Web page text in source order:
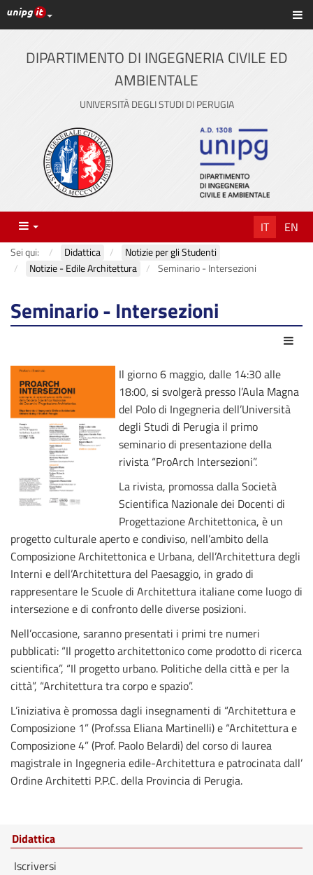
Vai
al
contenuto
principale
Link ai principali servizi web di Ateneo
DIPARTIMENTO DI INGEGNERIA CIVILE ED
AMBIENTALE
UNIVERSITÀ DEGLI STUDI DI PERUGIA
Menu IT EN
Sei qui: Didattica
Notizie per gli Studenti
Notizie - Edile Architettura
Seminario - Intersezioni
Seminario - Intersezioni
Il giorno 6 maggio, dalle 14:30 alle
18:00, si svolgerà presso l’Aula Magna
del Polo di Ingegneria dell’Università
degli Studi di Perugia il primo
seminario di presentazione della
rivista “ProArch Intersezioni”.
La rivista, promossa dalla Società
Scientifica Nazionale dei Docenti di
Progettazione Architettonica, è un
progetto culturale aperto e condiviso, nell’ambito della
Composizione Architettonica e Urbana, dell’Architettura degli
Interni e dell’Architettura del Paesaggio, in grado di
rappresentare le Scuole di Architettura italiane come luogo di
intersezione e di confronto delle diverse posizioni.
Nell’occasione, saranno presentati i primi tre numeri
pubblicati: “Il progetto architettonico come prodotto di ricerca
scientifica”, “Il progetto urbano. Politiche della città e per la
città”, “Architettura tra corpo e spazio”.
L’iniziativa è promossa dagli insegnamenti di “Architettura e
Composizione 1” (Prof.ssa Eliana Martinelli) e “Architettura e
Composizione 4” (Prof. Paolo Belardi) del corso di laurea
magistrale in Ingegneria edile-Architettura e patrocinata dall’
Ordine Architetti P.P.C. della Provincia di Perugia.
Didattica
Iscriversi